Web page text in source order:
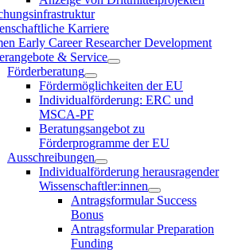
Karriere
Early Career Researcher Development
& Service
Förderberatung
Fördermöglichkeiten der EU
Individualförderung: ERC und
MSCA-PF
Beratungsangebot zu
Förderprogramme der EU
Ausschreibungen
Individualförderung herausragender
Wissenschaftler:innen
Antragsformular Success
Bonus
Antragsformular Preparation
Funding